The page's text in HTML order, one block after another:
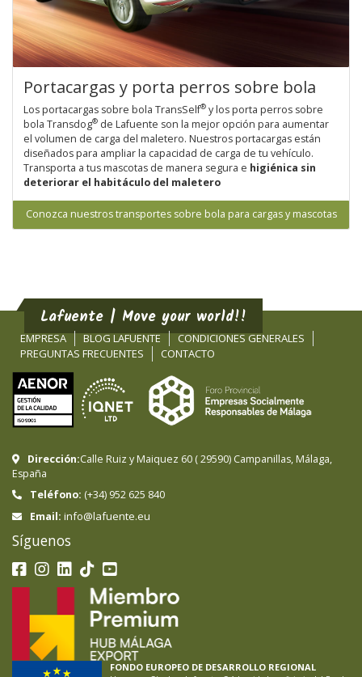
Portacargas y porta perros sobre bola
Los portacargas sobre bola TransSelf®y los porta perros sobre
bola Transdog®de Lafuente son la mejor opción para aumentar
el volumen de carga del maletero. Nuestros portacargas están
diseñados para ampliar la capacidad de carga de tu vehículo.
Transporta a tus mascotas de manera segura e higiénica sin
deteriorar el habitáculo del maletero
Conozca nuestros transportes sobre bola para cargas y mascotas
Lafuente | Move your world!!
EMPRESA BLOG LAFUENTE
CONDICIONES GENERALES
PREGUNTAS FRECUENTES
CONTACTO
Dirección:Calle Ruiz y Maiquez 60 (29590) Campanillas, Málaga,
España
Teléfono: (+34) 952 625 840
Email: info@lafuente.eu
Síguenos
FONDO EUROPEO DE DESARROLLO REGIONAL